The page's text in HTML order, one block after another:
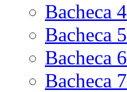
Bacheca 4
Bacheca 5
Bacheca 6
Bacheca 7